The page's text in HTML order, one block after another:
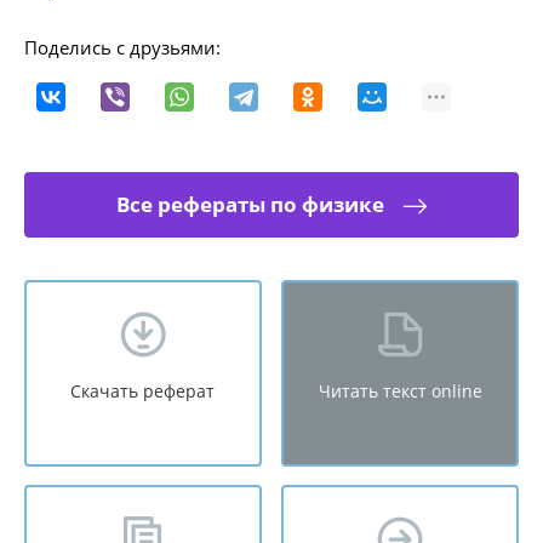
Поделись с друзьями:
Все рефераты по физике
Скачать реферат Читать текст online